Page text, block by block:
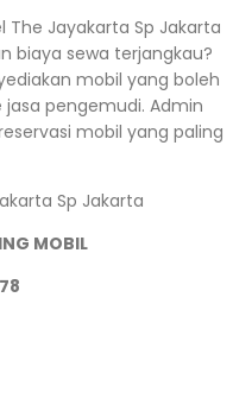
The Jayakarta Sp Jakarta
biaya sewa terjangkau?
mobil yang boleh
pengemudi. Admin
mobil yang paling
MOBIL